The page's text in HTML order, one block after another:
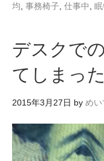
均 事務椅子 仕事中
デスクで
てしまっ
2015年3月27日 by めい